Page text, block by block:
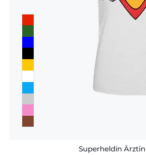
Superheldin Ärztin